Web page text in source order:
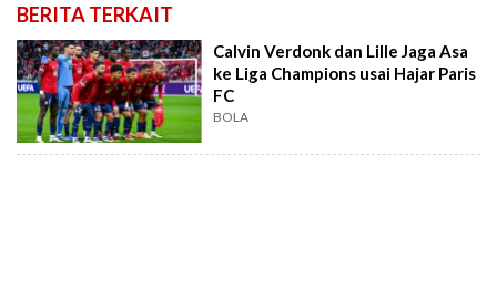
BERITA TERKAIT
Calvin Verdonk dan Lille Jaga Asa
ke Liga Champions usai Hajar Paris
FC
BOLA